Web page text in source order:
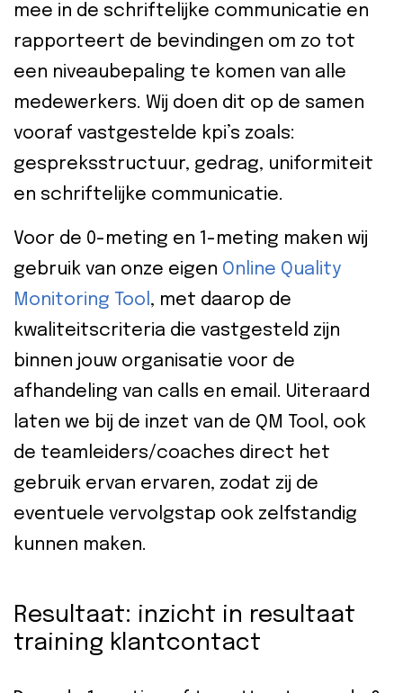
mee in de schriftelijke communicatie en
rapporteert de bevindingen om zo tot
een niveaubepaling te komen van alle
medewerkers. Wij doen dit op de samen
vooraf vastgestelde kpi’s zoals:
gespreksstructuur, gedrag, uniformiteit
en schriftelijke communicatie.
Voor de 0-meting en 1-meting maken wij
gebruik van onze eigen Online Quality
Monitoring Tool , met daarop de
kwaliteitscriteria die vastgesteld zijn
binnen jouw organisatie voor de
afhandeling van calls en email. Uiteraard
laten we bij de inzet van de QM Tool, ook
de teamleiders/coaches direct het
gebruik ervan ervaren, zodat zij de
eventuele vervolgstap ook zelfstandig
kunnen maken.
Resultaat: inzicht in resultaat
training klantcontact